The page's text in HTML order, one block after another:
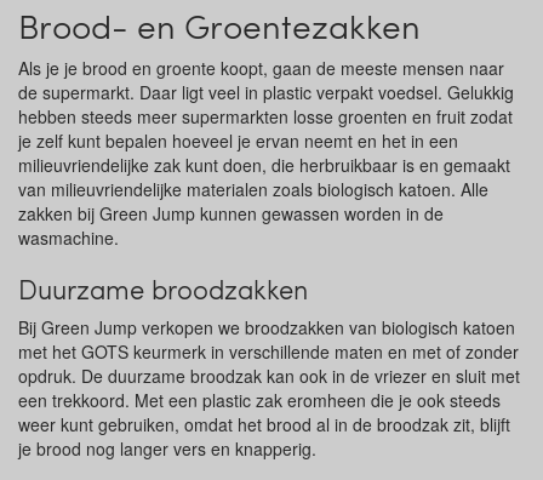
Brood- en Groentezakken
Als je je brood en groente koopt, gaan de meeste mensen naar
de supermarkt. Daar ligt veel in plastic verpakt voedsel. Gelukkig
hebben steeds meer supermarkten losse groenten en fruit zodat
je zelf kunt bepalen hoeveel je ervan neemt en het in een
milieuvriendelijke zak kunt doen, die herbruikbaar is en gemaakt
van milieuvriendelijke materialen zoals biologisch katoen. Alle
zakken bij Green Jump kunnen gewassen worden in de
wasmachine.
Duurzame broodzakken
Bij Green Jump verkopen we broodzakken van biologisch katoen
met het GOTS keurmerk in verschillende maten en met of zonder
opdruk. De duurzame broodzak kan ook in de vriezer en sluit met
een trekkoord. Met een plastic zak eromheen die je ook steeds
weer kunt gebruiken, omdat het brood al in de broodzak zit, blijft
je brood nog langer vers en knapperig.